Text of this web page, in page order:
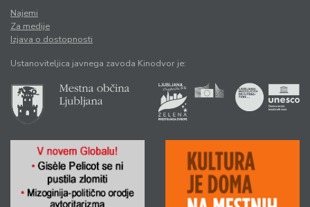
Najemi
Za medije
Izjava o dostopnosti
Ustanoviteljica javnega zavoda Kinodvor je: